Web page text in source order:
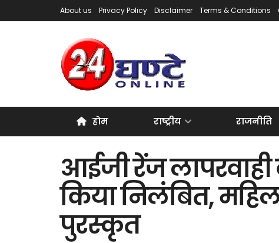
About us Privacy Policy Disclaimer Terms & Conditions
होम राष्ट्रीय राजनीति
आईजी रेंज
किया निलंबित,
पुरस्कृत